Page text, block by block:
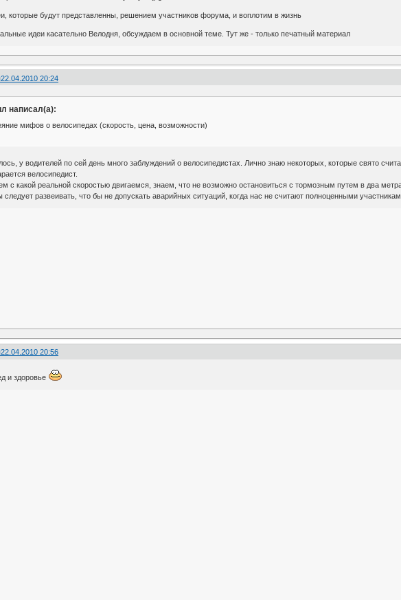
которые будут представленны, решением участников форума, и воплотим в жизнь
идеи касательно Велодня, обсуждаем в основной теме. Тут же - только печатный материал
22.04.2010 20:24
написал(а):
мифов о велосипедах (скорость, цена, возможности)
у водителей по сей день много заблуждений о велосипедистах. Лично знаю некоторых, которые свято
велосипедист.
с какой реальной скоростью двигаемся, знаем, что не возможно остановиться с тормозным путем в два
развеивать, что бы не допускать аварийных ситуаций, когда нас не считают полноценными
22.04.2010 20:56
и здоровье